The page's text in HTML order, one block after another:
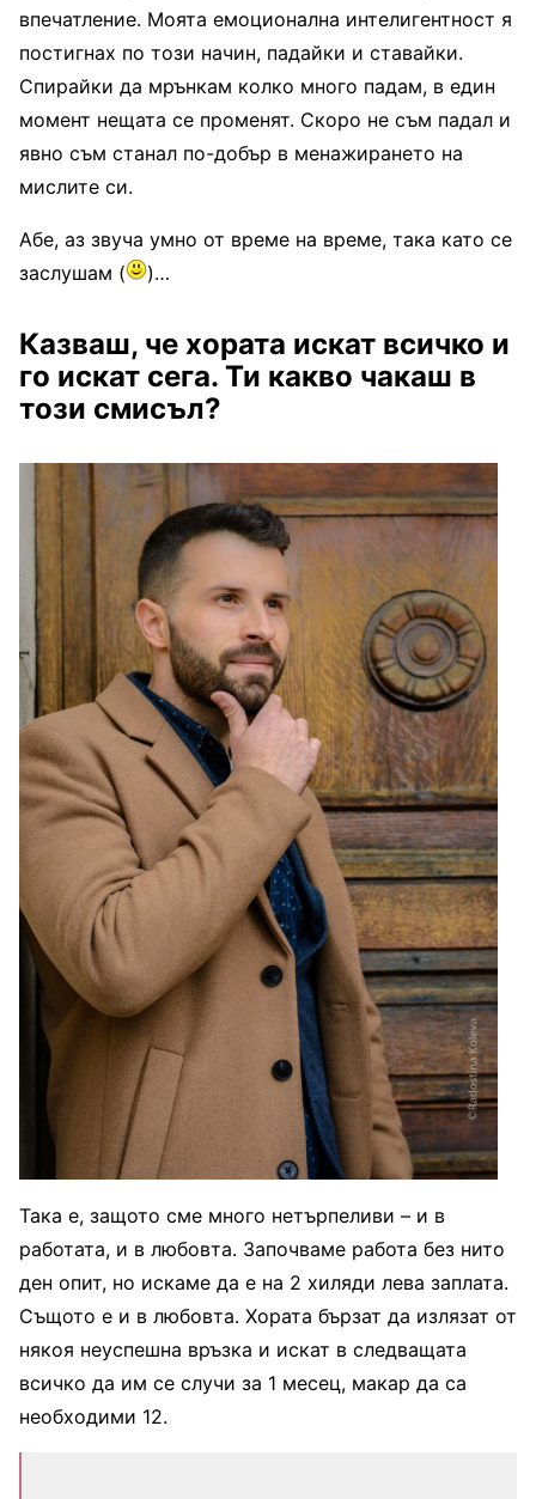
впечатление. Моята емоционална интелигентност я
постигнах по този начин, падайки и ставайки.
Спирайки да мрънкам колко много падам, в един
момент нещата се променят. Скоро не съм падал и
явно съм станал по-добър в менажирането на
мислите си.
Абе, аз звуча умно от време на време, така като се
заслушам (
)…
Казваш, че хората искат всичко и
го искат сега. Ти какво чакаш в
този смисъл?
Така е, защото сме много нетърпеливи – и в
работата, и в любовта. Започваме работа без нито
ден опит, но искаме да е на 2 хиляди лева заплата.
Същото е и в любовта. Хората бързат да излязат от
някоя неуспешна връзка и искат в следващата
всичко да им се случи за 1 месец, макар да са
необходими 12.